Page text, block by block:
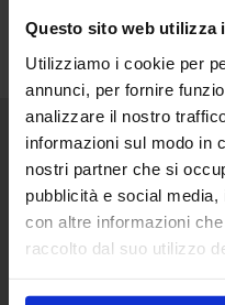
Questo sito web utilizza
Utilizziamo i cookie per
annunci, per fornire
analizzare il nostro
informazioni sul modo in
nostri partner che si
pubblicità e social
con altre informazioni
raccolto dal suo utilizzo
+ 39